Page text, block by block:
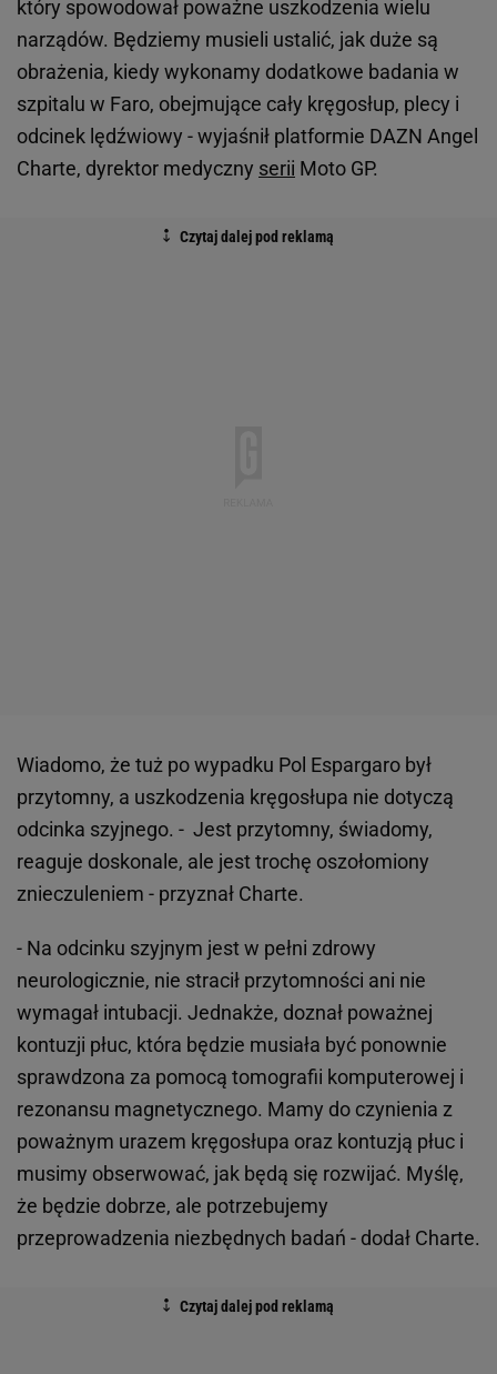
który spowodował poważne uszkodzenia wielu
narządów. Będziemy musieli ustalić, jak duże są
obrażenia, kiedy wykonamy dodatkowe badania w
szpitalu w Faro, obejmujące cały kręgosłup, plecy i
odcinek lędźwiowy - wyjaśnił platformie DAZN Angel
Charte, dyrektor medyczny serii Moto GP.
Wiadomo, że tuż po wypadku Pol Espargaro był
przytomny, a uszkodzenia kręgosłupa nie dotyczą
odcinka szyjnego. - Jest przytomny, świadomy,
reaguje doskonale, ale jest trochę oszołomiony
znieczuleniem - przyznał Charte.
- Na odcinku szyjnym jest w pełni zdrowy
neurologicznie, nie stracił przytomności ani nie
wymagał intubacji. Jednakże, doznał poważnej
kontuzji płuc, która będzie musiała być ponownie
sprawdzona za pomocą tomografii komputerowej i
rezonansu magnetycznego. Mamy do czynienia z
poważnym urazem kręgosłupa oraz kontuzją płuc i
musimy obserwować, jak będą się rozwijać. Myślę,
że będzie dobrze, ale potrzebujemy
przeprowadzenia niezbędnych badań - dodał Charte.